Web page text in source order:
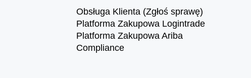
Obsługa Klienta (Zgłoś sprawę)
Platforma Zakupowa Logintrade
Platforma Zakupowa Ariba
Compliance